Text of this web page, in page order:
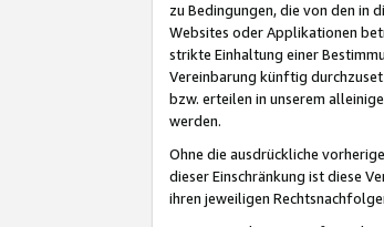
zu Bedingungen, die von den in
Websites oder Applikationen
strikte Einhaltung einer
Vereinbarung künftig
bzw. erteilen in unserem
werden.
Ohne die ausdrückliche
dieser Einschränkung ist diese
ihren jeweiligen